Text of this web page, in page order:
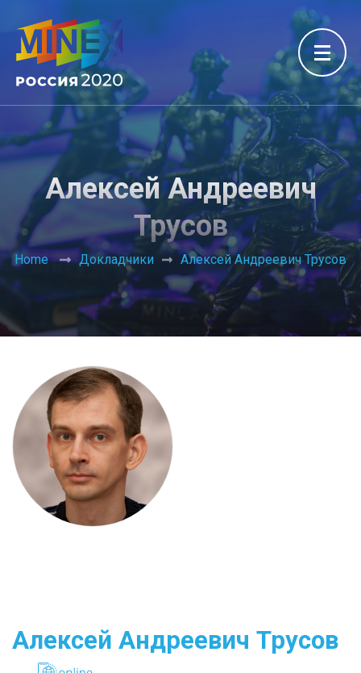
Алексей Андреевич
Трусов
Home Докладчики Алексей Андреевич Трусов
Алексей Андреевич Трусов